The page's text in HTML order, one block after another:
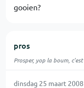
gooien?
pros
Prosper, yop la boum,
dinsdag 25 maart